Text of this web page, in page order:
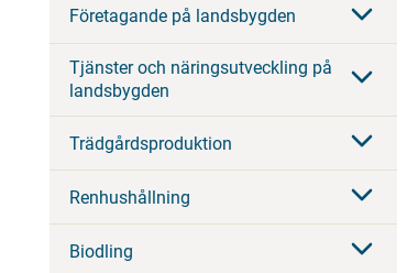
Företagande på landsbygden
Tjänster och näringsutveckling på
landsbygden
Trädgårdsproduktion
Renhushållning
Biodling